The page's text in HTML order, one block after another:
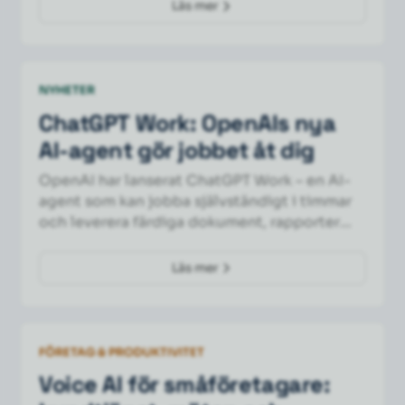
Läs mer
NYHETER
ChatGPT Work: OpenAIs nya
AI-agent gör jobbet åt dig
OpenAI har lanserat ChatGPT Work – en AI-
agent som kan jobba självständigt i timmar
och leverera färdiga dokument, rapporter
Läs mer
FÖRETAG & PRODUKTIVITET
Voice AI för småföretagare: